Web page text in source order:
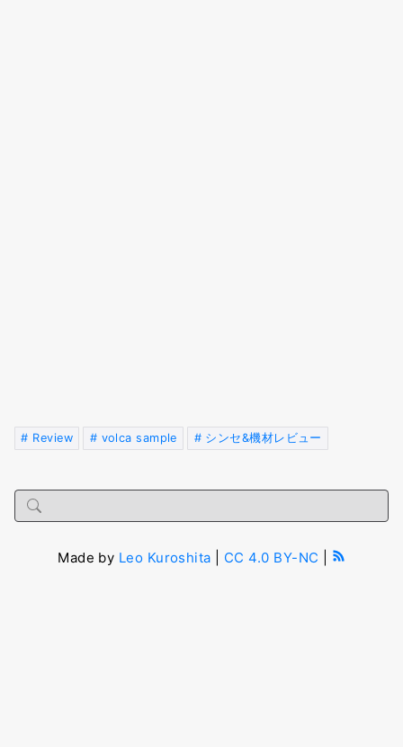
Review volca sample シンセ&機材レビュー
Made by Leo Kuroshita CC 4.0 BY-NC